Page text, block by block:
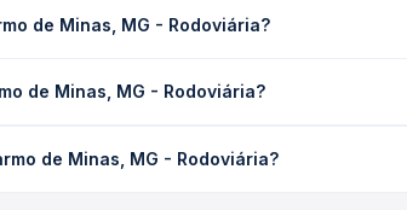
de Minas, MG - Rodoviária?
consulta os horários disponíveis e vê a
de Minas, MG - Rodoviária?
compara os preços de todas as viações em
de Minas, MG - Rodoviária?